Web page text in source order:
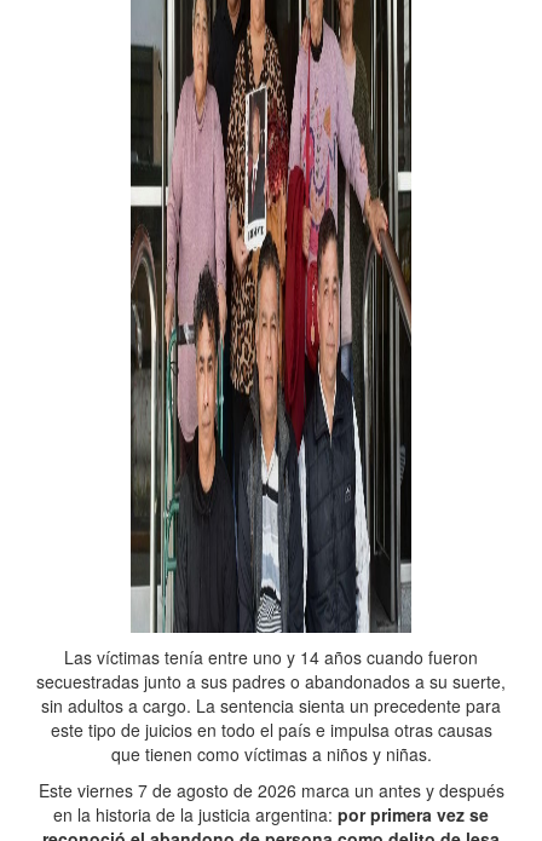
Las víctimas tenía entre uno y 14 años cuando fueron
secuestradas junto a sus padres o abandonados a su suerte,
sin adultos a cargo. La sentencia sienta un precedente para
este tipo de juicios en todo el país e impulsa otras causas
que tienen como víctimas a niños y niñas.
Este viernes 7 de agosto de 2026 marca un antes y después
en la historia de la justicia argentina: por primera vez se